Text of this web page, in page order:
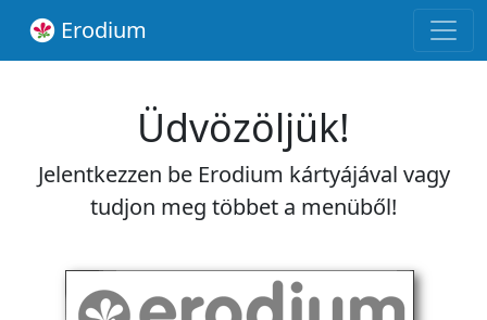
Erodium
Üdvözöljük!
Jelentkezzen be Erodium kártyájával vagy
tudjon meg többet a menüből!